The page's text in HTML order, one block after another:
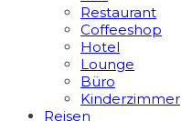
Restaurant
Coffeeshop
Hotel
Lounge
Büro
Kinderzimmer
Reisen